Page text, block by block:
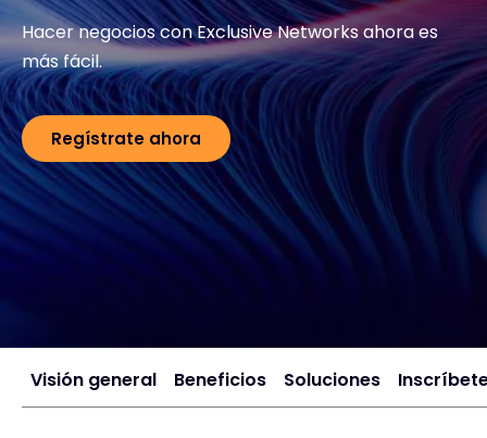
Exclusive Access - Más información
Póngase en contacto con
#weareexclusive
Hacer negocios con Exclusive Networks ahora es
más fácil.
Regístrate ahora
Visión general Beneficios Soluciones